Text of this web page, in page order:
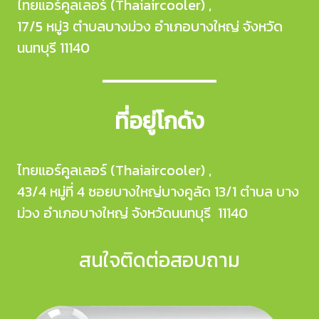
ไทยแอร์คูลเลอร์ (Thaiaircooler) ,
17/5 หมู่3 ตำบลบางม่วง อำเภอบางใหญ่ จังหวัด
นนทบุรี 11140
ที่อยู่โกดัง
ไทยแอร์คูลเลอร์ (Thaiaircooler) ,
43/4 หมู่ที่ 4 ซอยบางใหญ่บางคูลัด 13/1 ตำบล บาง
ม่วง อำเภอบางใหญ่ จังหวัดนนทบุรี 11140
สนใจติดต่อสอบถาม